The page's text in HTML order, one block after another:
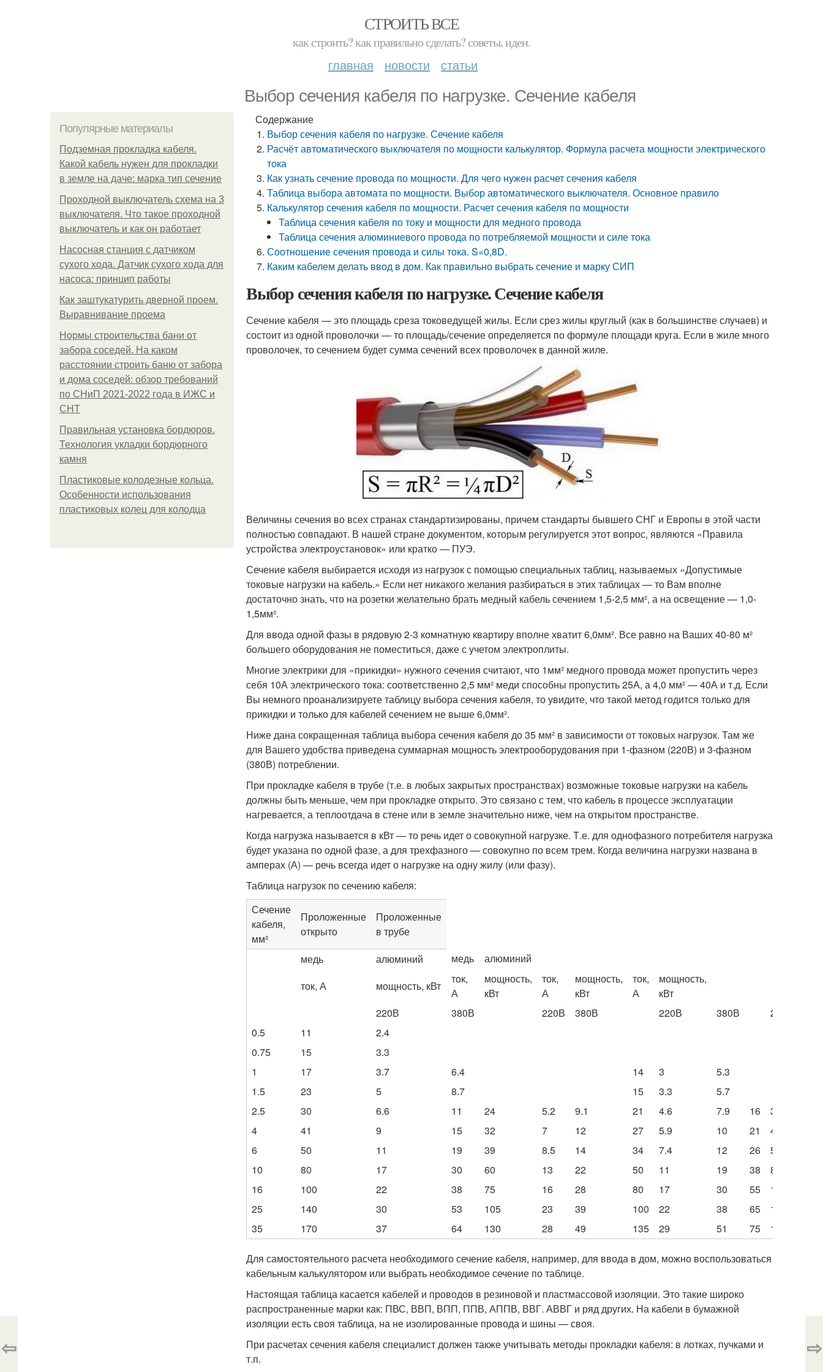
СТРОИТЬ ВСЕ
как строить? как правильно сделать? советы, идеи.
главная новости статьи
Выбор сечения кабеля по нагрузке. Сечение кабеля
Популярные материалы
Подземная прокладка кабеля.
Какой кабель нужен для прокладки
в земле на даче: марка тип сечение
Проходной выключатель схема на 3
выключателя. Что такое проходной
выключатель и как он работает
Насосная станция с датчиком
сухого хода. Датчик сухого хода для
насоса: принцип работы
Как заштукатурить дверной проем.
Выравнивание проема
Нормы строительства бани от
забора соседей. На каком
расстоянии строить баню от забора
и дома соседей: обзор требований
по СНиП 2021-2022 года в ИЖС и
СНТ
Правильная установка бордюров.
Технология укладки бордюрного
камня
Пластиковые колодезные кольца.
Особенности использования
пластиковых колец для колодца
Содержание
Выбор сечения кабеля по нагрузке. Сечение кабеля
Расчёт автоматического выключателя по мощности калькулятор. Формула расчета мощности электрического
тока
Как узнать сечение провода по мощности. Для чего нужен расчет сечения кабеля
Таблица выбора автомата по мощности. Выбор автоматического выключателя. Основное правило
Калькулятор сечения кабеля по мощности. Расчет сечения кабеля по мощности
Таблица сечения кабеля по току и мощности для медного провода
Таблица сечения алюминиевого провода по потребляемой мощности и силе тока
Соотношение сечения провода и силы тока. S=0,8D.
Каким кабелем делать ввод в дом. Как правильно выбрать сечение и марку СИП
Выбор сечения кабеля по нагрузке. Сечение кабеля
Сечение кабеля — это площадь среза токоведущей жилы. Если срез жилы круглый (как в большинстве случаев) и
состоит из одной проволочки — то площадь/сечение определяется по формуле площади круга. Если в жиле много
проволочек, то сечением будет сумма сечений всех проволочек в данной жиле.
Величины сечения во всех странах стандартизированы, причем стандарты бывшего СНГ и Европы в этой части
полностью совпадают. В нашей стране документом, которым регулируется этот вопрос, являются «Правила
устройства электроустановок» или кратко — ПУЭ.
Сечение кабеля выбирается исходя из нагрузок с помощью специальных таблиц, называемых «Допустимые
токовые нагрузки на кабель.» Если нет никакого желания разбираться в этих таблицах — то Вам вполне
достаточно знать, что на розетки желательно брать медный кабель сечением 1,5-2,5 мм², а на освещение — 1,0-
1,5мм².
Для ввода одной фазы в рядовую 2-3 комнатную квартиру вполне хватит 6,0мм². Все равно на Ваших 40-80 м²
большего оборудования не поместиться, даже с учетом электроплиты.
Многие электрики для «прикидки» нужного сечения считают, что 1мм² медного провода может пропустить через
себя 10А электрического тока: соответственно 2,5 мм² меди способны пропустить 25А, а 4,0 мм² — 40А и т.д. Если
Вы немного проанализируете таблицу выбора сечения кабеля, то увидите, что такой метод годится только для
прикидки и только для кабелей сечением не выше 6,0мм².
Ниже дана сокращенная таблица выбора сечения кабеля до 35 мм² в зависимости от токовых нагрузок. Там же
для Вашего удобства приведена суммарная мощность электрооборудования при 1-фазном (220В) и 3-фазном
(380В) потреблении.
При прокладке кабеля в трубе (т.е. в любых закрытых пространствах) возможные токовые нагрузки на кабель
должны быть меньше, чем при прокладке открыто. Это связано с тем, что кабель в процессе эксплуатации
нагревается, а теплоотдача в стене или в земле значительно ниже, чем на открытом пространстве.
Когда нагрузка называется в кВт — то речь идет о совокупной нагрузке. Т.е. для однофазного потребителя нагрузка
будет указана по одной фазе, а для трехфазного — совокупно по всем трем. Когда величина нагрузки названа в
амперах (А) — речь всегда идет о нагрузке на одну жилу (или фазу).
Таблица нагрузок по сечению кабеля:
Сечение
кабеля,
мм²
Проложенные
открыто
Проложенные
в трубе
медь
алюминий медь
алюминий
ток, А
мощность, кВт
ток,
А
мощность,
кВт
ток,
А
мощность,
кВт
ток,
А
мощность,
кВт
220В
380В 220В 380В 220В 380В 220В
0.5
11
2.4
0.75
15
3.3
1
17 3.7 6.4 14 3
5.3
1.5
23 5 8.7 15 3.3
5.7
2.5
30 6.6 11 24 5.2 9.1 21 4.6 7.9 16 3.5
4
41 9 15 32 7 12 27 5.9 10 21 4.6
6
50 11 19 39 8.5 14 34 7.4 12 26 5.7
10
80 17 30 60 13 22 50 11 19 38 8.3
16
100 22 38 75 16 28 80 17 30 55 12
25
140 30 53 105 23 39 100 22 38 65 14
35
170 37 64 130 28 49 135 29 51 75 16
Для самостоятельного расчета необходимого сечение кабеля, например, для ввода в дом, можно воспользоваться
кабельным калькулятором или выбрать необходимое сечение по таблице.
Настоящая таблица касается кабелей и проводов в резиновой и пластмассовой изоляции. Это такие широко
распространенные марки как: ПВС, ВВП, ВПП, ППВ, АППВ, ВВГ. АВВГ и ряд других. На кабели в бумажной
изоляции есть своя таблица, на не изолированные провода и шины — своя.
При расчетах сечения кабеля специалист должен также учитывать методы прокладки кабеля: в лотках, пучками и
т.п.
⇦ ⇨